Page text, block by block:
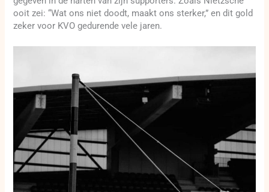
ooit zei: “Wat ons niet doodt, maakt ons sterker,” en dit gold
zeker voor KVO gedurende vele jaren.